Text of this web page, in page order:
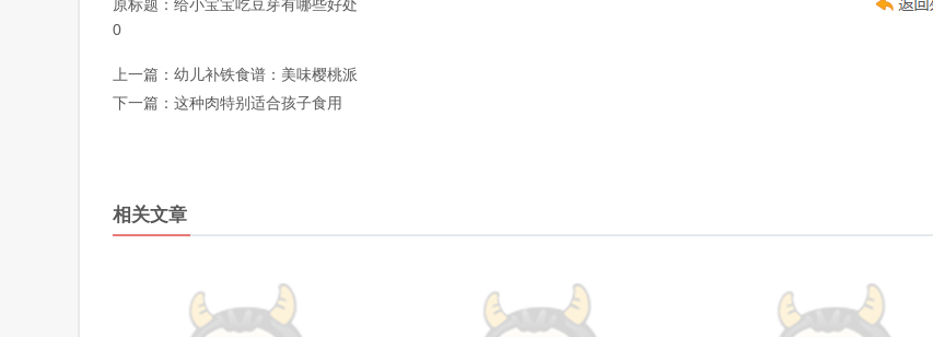
原标题： 给小宝宝吃豆芽有哪些好处
0
上一篇： 幼儿补铁食谱：美味樱桃派
下一篇： 这种肉特别适合孩子食用
相关文章